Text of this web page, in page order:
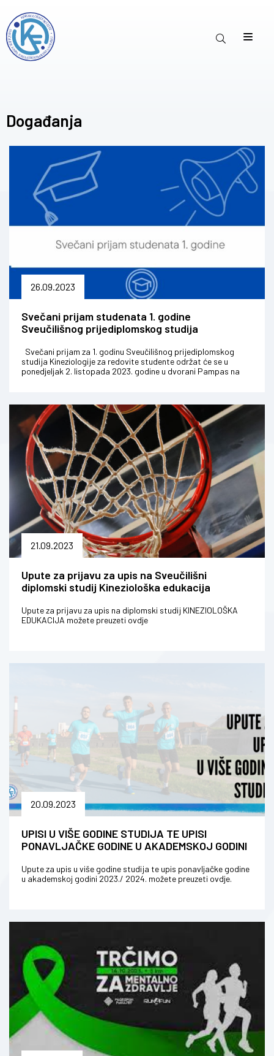
Događanja
26.09.2023
Svečani prijam studenata 1. godine
Sveučilišnog prijediplomskog studija
Svečani prijam za 1. godinu Sveučilišnog prijediplomskog
studija Kineziologije za redovite studente održat će se u
ponedjeljak 2. listopada 2023. godine u dvorani Pampas na
21.09.2023
Upute za prijavu za upis na Sveučilišni
diplomski studij Kineziološka edukacija
Upute za prijavu za upis na diplomski studij KINEZIOLOŠKA
EDUKACIJA možete preuzeti ovdje
20.09.2023
UPISI U VIŠE GODINE STUDIJA TE UPISI
PONAVLJAČKE GODINE U AKADEMSKOJ GODINI
Upute za upis u više godine studija te upis ponavljačke godine
u akademskoj godini 2023./ 2024. možete preuzeti ovdje.